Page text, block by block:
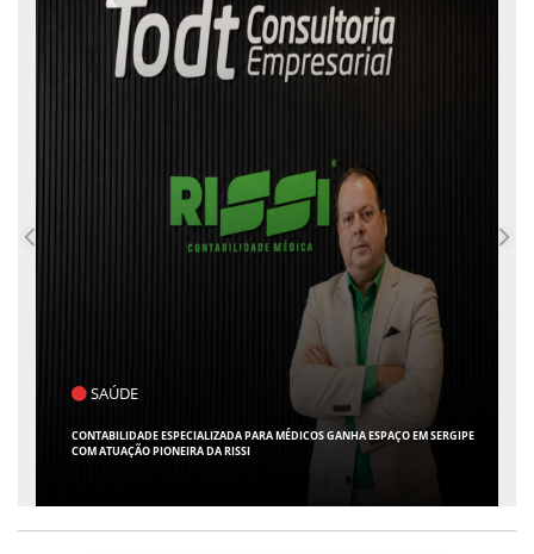
POLÍTICA
FLÁVIO CONFIRMA O DEPUTADO ALFREDO GASPAR COMO VICE EM SUA
CHAPA